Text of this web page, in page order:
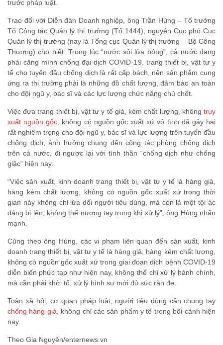
trước pháp luật.
Trao đổi với Diễn đàn Doanh nghiệp, ông Trần Hùng – Tổ trưởng
Tổ Công tác Quản lý thị trường (Tổ 1444), nguyên Cục phó Cục
Quản lý thị trường (nay là Tổng cục Quản lý thị trường – Bộ Công
Thương) cho biết: Trong lúc “nước sôi lửa bỏng”, cả nước đang
phải căng mình chống đại dịch COVID-19, trang thiết bị, vật tư y
tế cho tuyến đầu chống dịch là rất cấp bách, nên sản phẩm cung
ứng ra thị trường phải là những đồ chất lượng, đảm bảo an toàn
cho đội ngũ y, bác sĩ và các lực lượng chức năng chủ chốt.
Việc đưa trang thiết bị, vật tư y tế giả, kém chất lượng, không truy
xuất nguồn gốc , không có nguồn gốc xuất xứ vô tình đã gây hại
rất nghiêm trọng cho đội ngũ y, bác sĩ và lực lượng trên tuyến đầu
chống dịch, ảnh hưởng chung đến công tác phòng chống dịch
trên cả nước, đi ngược lại với tính thần “chống dịch như chống
giặc” hiện nay.
“Việc sản xuất, kinh doanh trang thiết bị, vật tư y tế là hàng giả,
hàng kém chất lượng, không có nguồn gốc xuất xứ trong thời
gian này không chỉ lừa dối người tiêu dùng, mà còn là một tội ác
đáng bị lên, không thể nương tay trong khi xử lý”, ông Hùng nhấn
mạnh.
Cũng theo ông Hùng, các vi phạm liên quan đến sản xuất, kinh
doanh trang thiết bị, vật tư y tế là hàng giả, hàng kém chất lượng,
không có nguồn gốc xuất xứ trong giai đoạn dịch bệnh COVID-19
diễn biến phức tạp như hiện nay, không thể chỉ xử lý hành chính,
mà cần phải khởi tố, xử lý hình sự mới đủ sức răn đe.
Toàn xã hội, cơ quan pháp luật, người tiêu dùng cần chung tay
chống hàng giả , không chỉ các sản phẩm y tế trong bối cảnh hiện
nay.
Theo Gia Nguyên/enternews.vn